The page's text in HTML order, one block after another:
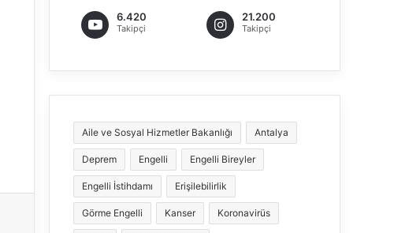
6.420
Takipçi
21.200
Takipçi
Aile ve Sosyal Hizmetler Bakanlığı Antalya
Deprem Engelli Engelli Bireyler
Engelli İstihdamı Erişilebilirlik
Görme Engelli Kanser Koronavirüs